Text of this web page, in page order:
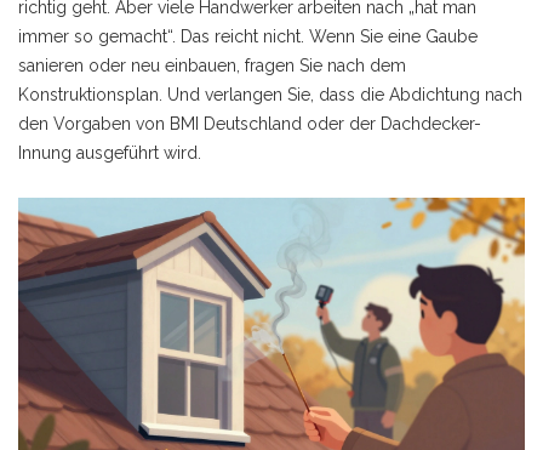
richtig geht. Aber viele Handwerker arbeiten nach „hat man
immer so gemacht“. Das reicht nicht. Wenn Sie eine Gaube
sanieren oder neu einbauen, fragen Sie nach dem
Konstruktionsplan. Und verlangen Sie, dass die Abdichtung nach
den Vorgaben von BMI Deutschland oder der Dachdecker-
Innung ausgeführt wird.